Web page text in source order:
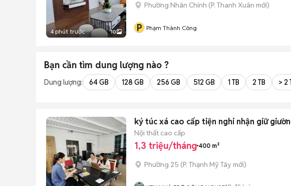
4 phút trước 10
Phường Nhân Chính (P. Thanh Xuân mới)
P Phạm Thành Công
Bạn cần tìm dung lượng nào ?
Dung lượng: 64 GB 128 GB 256 GB 512 GB 1 TB 2 TB > 2
ký túc xá cao cấp tiện nghi nhận giữ
Nội thất cao cấp
1,3 triệu/tháng 400 m²
Phường 25 (P. Thạnh Mỹ Tây mới)